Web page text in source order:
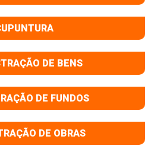
DE BENS
DE FUNDOS
DE OBRAS